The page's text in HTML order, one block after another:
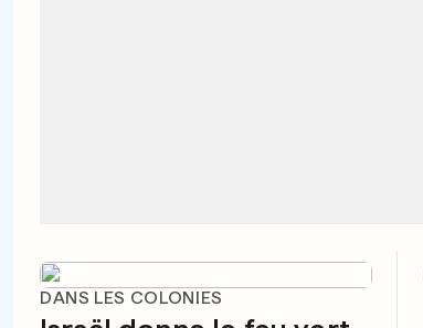
DANS LES COLONIES